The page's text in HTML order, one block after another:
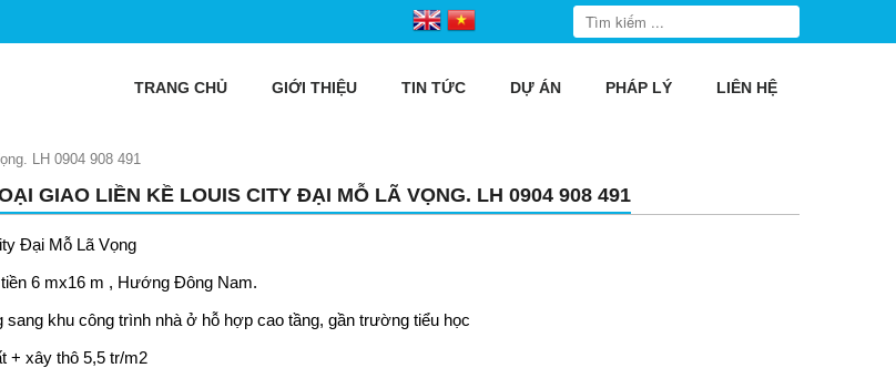
TRANG CHỦ GIỚI THIỆU TIN TỨC DỰ ÁN PHÁP LÝ LIÊN HỆ
LH 0904 908 491
GIAO LIỀN KỀ LOUIS CITY ĐẠI MỖ LÃ VỌNG. LH 0904 908 491
Đại Mỗ Lã Vọng
6 mx16 m , Hướng Đông Nam.
sang khu công trình nhà ở hỗ hợp cao tầng, gần trường tiểu học
+ xây thô 5,5 tr/m2